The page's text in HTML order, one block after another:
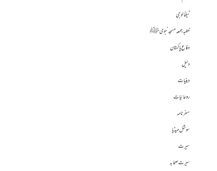
ٹیکنالوجی
خطبہ جمعہ مسجد نبوی ﷺ
دفاع پاکستان
دلیل
دینیات
روحانیات
سفرنامہ
سوشل میڈیا
سیرت
سیرت صحابہ